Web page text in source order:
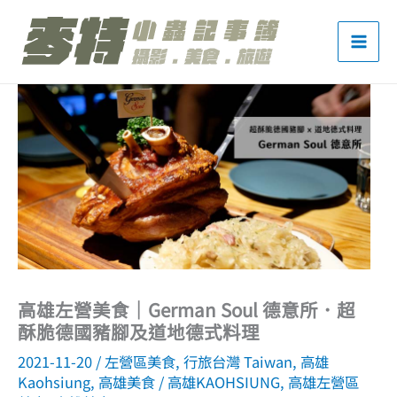
高雄左營美食｜German Soul 德意所．超
酥脆德國豬腳及道地德式料理
2021-11-20 / 左營區美食, 行旅台灣 Taiwan, 高雄
Kaohsiung, 高雄美食 / 高雄KAOHSIUNG, 高雄左營區